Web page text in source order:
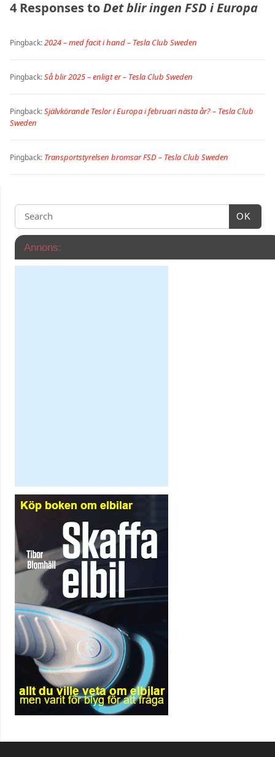
4 Responses toDet blir ingen FSD i Europa
Pingback:2024 – med facit i hand – Tesla Club Sweden
Pingback:Så blir 2025 – enligt er – Tesla Club Sweden
Pingback:Självkörande Teslor i Europa i februari nästa år? – Tesla Club
Sweden
Pingback: Transportstyrelsen bromsar FSD – Tesla Club Sweden
OK
Annons: